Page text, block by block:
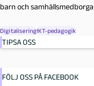
barn och
DigitaliseringIKT-pedagogik
TIPSA OSS
FÖLJ OSS PÅ FACEBOOK